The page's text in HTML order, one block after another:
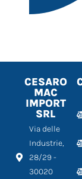
CESARO
MAC
IMPORT
SRL
Via delle
Industrie,
28/29 -
30020